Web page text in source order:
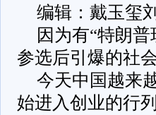
编辑：戴玉玺
因为有“特朗
参选后引爆的社
今天中国越来
始进入创业的行